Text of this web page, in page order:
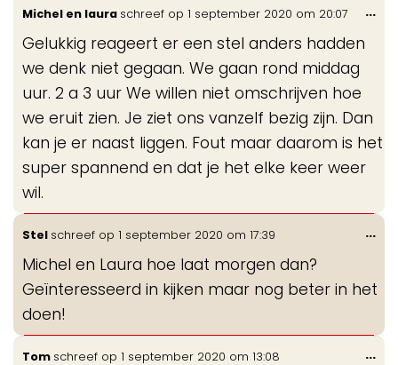
Michel en laura schreef op 1 september 2020 om 20:07
Gelukkig reageert er een stel anders hadden
we denk niet gegaan. We gaan rond middag
uur. 2 a 3 uur We willen niet omschrijven hoe
we eruit zien. Je ziet ons vanzelf bezig zijn. Dan
kan je er naast liggen. Fout maar daarom is het
super spannend en dat je het elke keer weer
wil.
...
Stel schreef op 1 september 2020 om 17:39
Michel en Laura hoe laat morgen dan?
Geïnteresseerd in kijken maar nog beter in het
doen!
...
Tom schreef op 1 september 2020 om 13:08 ...